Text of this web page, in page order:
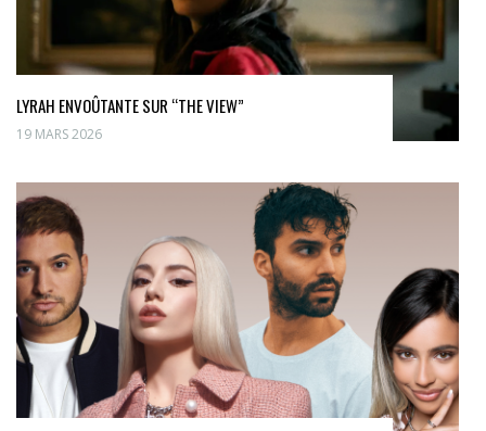
LYRAH ENVOÛTANTE SUR “THE VIEW”
19 MARS 2026